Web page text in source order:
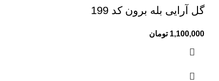
گل آرایی بله برون کد 199
1,100,000 تومان